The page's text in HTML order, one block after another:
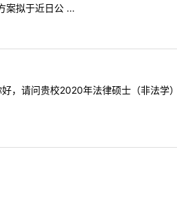
案拟于近日公 ...
请问贵校2020年法律硕士（非法学